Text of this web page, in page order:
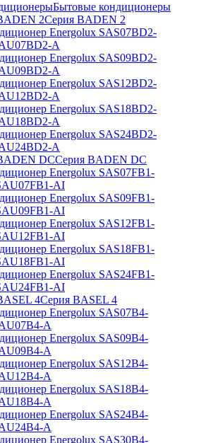
Бытовые кондиционеры
Серия BADEN 2
Energolux SAS07BD2-
A
Energolux SAS09BD2-
A
Energolux SAS12BD2-
A
Energolux SAS18BD2-
A
Energolux SAS24BD2-
A
Серия BADEN DC
Energolux SAS07FB1-
AI
Energolux SAS09FB1-
AI
Energolux SAS12FB1-
AI
Energolux SAS18FB1-
AI
Energolux SAS24FB1-
AI
Серия BASEL 4
Energolux SAS07B4-
A
Energolux SAS09B4-
A
Energolux SAS12B4-
A
Energolux SAS18B4-
A
Energolux SAS24B4-
A
Energolux SAS30B4-